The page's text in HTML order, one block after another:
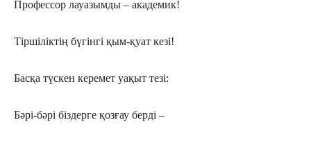
Профессор лауазымды – академик!
Тіршіліктің бүгінгі қым-қуат кезі!
Басқа түскен керемет уақыт тезі:
Бәрі-бәрі біздерге қозғау берді –